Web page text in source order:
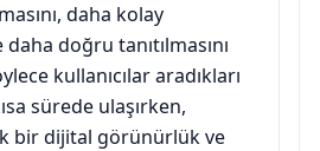
daha kolay
daha doğru tanıtılmasını
kullanıcılar aradıkları
sürede ulaşırken,
bir dijital görünürlük ve